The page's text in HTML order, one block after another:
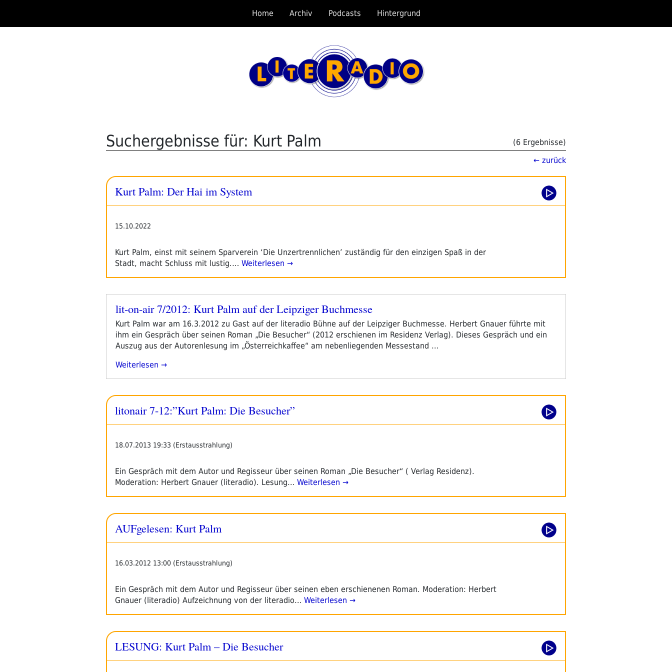
springen
Home Archiv Podcasts Hintergrund
Suchergebnisse für: Kurt Palm
(6 Ergebnisse)
← zurück
Kurt Palm: Der Hai im System
15.10.2022
Kurt Palm, einst mit seinem Sparverein ‘Die Unzertrennlichen’ zuständig für den einzigen Spaß in der
Stadt, macht Schluss mit lustig.… Weiterlesen →
Veröffentlicht
lit-on-air 7/2012: Kurt Palm auf der Leipziger Buchmesse
Kurt Palm war am 16.3.2012 zu Gast auf der literadio Bühne auf der Leipziger Buchmesse. Herbert Gnauer führte mit
ihm ein Gespräch über seinen Roman „Die Besucher“ (2012 erschienen im Residenz Verlag). Dieses Gespräch und ein
Auszug aus der Autorenlesung im „Österreichkaffee“ am nebenliegenden Messestand …
„lit-
7/2012:
Kurt
Der
Weiterlesen
litonair 7-12:”Kurt Palm: Die Besucher”
18.07.2013 19:33 (Erstausstrahlung)
Ein Gespräch mit dem Autor und Regisseur über seinen Roman „Die Besucher“ ( Verlag Residenz).
Moderation: Herbert Gnauer (literadio). Lesung… Weiterlesen →
AUFgelesen: Kurt Palm
16.03.2012 13:00 (Erstausstrahlung)
Ein Gespräch mit dem Autor und Regisseur über seinen eben erschienenen Roman. Moderation: Herbert
Gnauer (literadio) Aufzeichnung von der literadio… Weiterlesen →
LESUNG: Kurt Palm – Die Besucher